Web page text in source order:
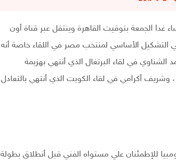
غدا الجمعة بتوقيت القاهرة وينتقل عبر قناة أون
الأساسي لمنتخب مصر في اللقاء خاصة أنه
في لقاء البرتغال الذي أنتهي بهزيمة
الذي أنتهي بالهزيمة 1/0 ، وشريف أكرامي في لقاء الكويت الذي أنتهي بالتعادل
للإطمئنان علي مستواه الفني قبل أنطلاق بطولة